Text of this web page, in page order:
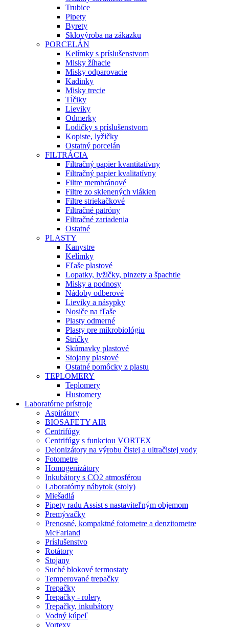
Trubice
Pipety
Byrety
Sklovýroba na zákazku
PORCELÁN
Kelímky s príslušenstvom
Misky žíhacie
Misky odparovacie
Kadinky
Misky trecie
Tĺčiky
Lieviky
Odmerky
Lodičky s príslušenstvom
Kopiste, lyžičky
Ostatný porcelán
FILTRÁCIA
Filtračný papier kvantitatívny
Filtračný papier kvalitatívny
Filtre membránové
Filtre zo sklenených vlákien
Filtre striekačkové
Filtračné patróny
Filtračné zariadenia
Ostatné
PLASTY
Kanystre
Kelímky
Fľaše plastové
Lopatky, lyžičky, pinzety a špachtle
Misky a podnosy
Nádoby odberové
Lieviky a násypky
Nosiče na fľaše
Plasty odmerné
Plasty pre mikrobiológiu
Stričky
Skúmavky plastové
Stojany plastové
Ostatné pomôcky z plastu
TEPLOMERY
Teplomery
Hustomery
Laboratórne prístroje
Aspirátory
BIOSAFETY AIR
Centrifúgy
Centrifúgy s funkciou VORTEX
Deionizátory na výrobu čistej a ultračistej vody
Fotometre
Homogenizátory
Inkubátory s CO2 atmosférou
Laboratórny nábytok (stoly)
Miešadlá
Pipety radu Assist s nastaviteľným objemom
Premývačky
Prenosné, kompaktné fotometre a denzitometre
McFarland
Príslušenstvo
Rotátory
Stojany
Suché blokové termostaty
Temperované trepačky
Trepačky
Trepačky - rolery
Trepačky, inkubátory
Vodný kúpeľ
Vortexy